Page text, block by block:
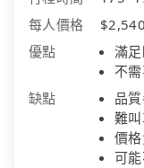
每人價格
優點
滿
不
缺點
品
難
價
可